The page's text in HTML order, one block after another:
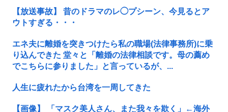
【放送事故】 昔のドラマのレ◯プシーン、今見るとア
ウトすぎる・・・
エネ夫に離婚を突きつけたら私の職場(法律事務所)に乗
り込んできた 堂々と「離婚の法律相談です。母の薦め
でこちらに参りました」と言っているが、...
人生に疲れたから台湾を一周してきた
【画像】 「マスク美人さん、また我々を欺く」←海外